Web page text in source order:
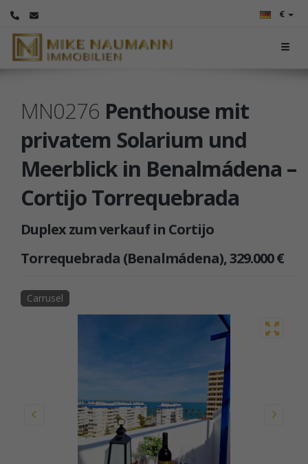
€
MN0276 Penthouse mit
privatem Solarium und
Meerblick in Benalmádena –
Cortijo Torrequebrada
Duplex zum verkauf in Cortijo
Torrequebrada (Benalmádena), 329.000 €
Carrusel